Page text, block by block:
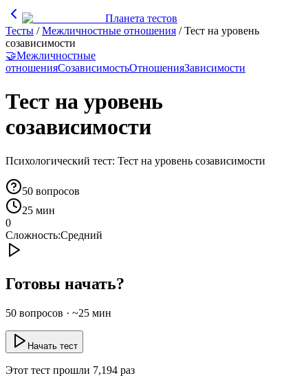
Планета тестов
Тесты /Межличностные отношения /Тест на уровень
созависимости
🤝Межличностные
отношенияСозависимостьОтношенияЗависимости
Тест на уровень
созависимости
Психологический тест: Тест на уровень созависимости
50 вопросов
25 мин
0
Сложность:Средний
Готовы начать?
50 вопросов · ~25 мин
Начать тест
Этот тест прошли 7,194 раз